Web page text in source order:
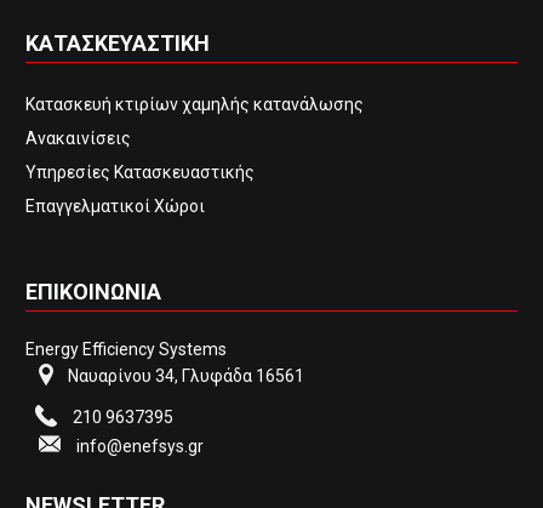
ΚΑΤΑΣΚΕΥΑΣΤΙΚΗ
Κατασκευή κτιρίων χαμηλής κατανάλωσης
Ανακαινίσεις
Υπηρεσίες Κατασκευαστικής
Επαγγελματικοί Χώροι
ΕΠΙΚΟΙΝΩΝΙΑ
Energy Efficiency Systems
Ναυαρίνου 34, Γλυφάδα 16561
210 9637395
info@enefsys.gr